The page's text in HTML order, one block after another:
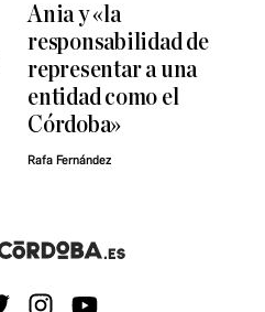
Ania y «la
responsabilidad de
representar a una
entidad como el
Córdoba»
Rafa Fernández